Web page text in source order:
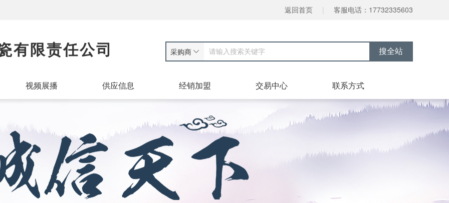
返回首页 | 客服电话：17732335603
有限责任公司 采购商
视频展播 供应信息 经销加盟 交易中心 联系方式